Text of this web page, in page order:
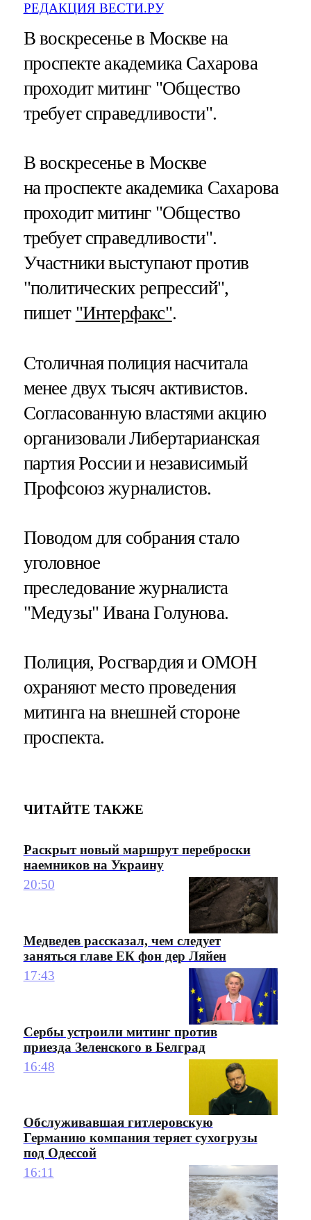
РЕДАКЦИЯ ВЕСТИ.РУ
В воскресенье в Москве на
проспекте академика Сахарова
проходит митинг "Общество
требует справедливости".
В воскресенье в Москве
на проспекте академика Сахарова
проходит митинг "Общество
требует справедливости".
Участники выступают против
"политических репрессий",
пишет "Интерфакс".
Столичная полиция насчитала
менее двух тысяч активистов.
Согласованную властями акцию
организовали Либертарианская
партия России и независимый
Профсоюз журналистов.
Поводом для собрания стало
уголовное
преследование журналиста
"Медузы" Ивана Голунова.
Полиция, Росгвардия и ОМОН
охраняют место проведения
митинга на внешней стороне
проспекта.
ЧИТАЙТЕ ТАКЖЕ
Раскрыт новый маршрут переброски
наемников на Украину
20:50
Медведев рассказал, чем следует
заняться главе ЕК фон дер Ляйен
17:43
Сербы устроили митинг против
приезда Зеленского в Белград
16:48
Обслуживавшая гитлеровскую
Германию компания теряет сухогрузы
под Одессой
16:11